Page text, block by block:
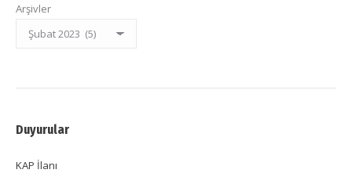
Arşivler
Duyurular
KAP İlanı